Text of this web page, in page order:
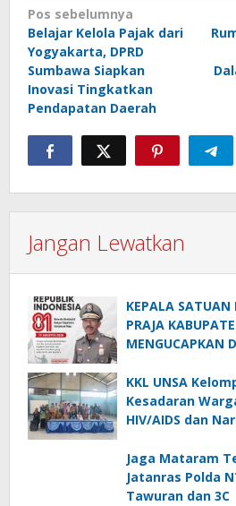
Navigasi
pos
Pos sebelumnya
Belajar Kelola Pajak dari
Yogyakarta, DPRD
Sumbawa Siapkan
Inovasi Tingkatkan
Pendapatan Daerah
Jangan Lewatkan
KEPALA SATUAN
PRAJA
MENGUCAPKAN
KKL UNSA
Kesadaran
HIV/AIDS dan
Jaga Mataram
Jatanras Polda
Tawuran dan 3C